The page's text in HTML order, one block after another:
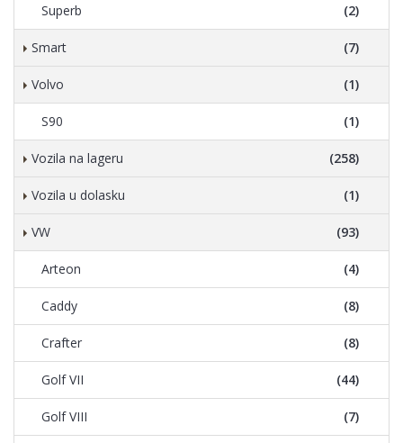
Superb (2)
Smart (7)
Volvo (1)
S90 (1)
Vozila na lageru (258)
Vozila u dolasku (1)
VW (93)
Arteon (4)
Caddy (8)
Crafter (8)
Golf VII (44)
Golf VIII (7)